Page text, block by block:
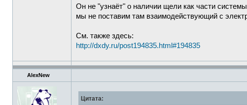
Он не "узнаёт" о наличии щели как части
мы не поставим там взаимодействующий с
См. также здесь:
http://dxdy.ru/post194835.html#194835
AlexNew
Цитата: